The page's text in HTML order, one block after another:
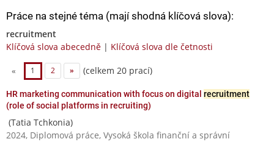
Práce na stejné téma (mají shodná klíčová slova):
recruitment
Klíčová slova abecedně | Klíčová slova dle četnosti
« 1 2 » (celkem 20 prací)
HR marketing communication with focus on digital recruitment
(role of social platforms in recruiting)
(Tatia Tchkonia)
2024, Diplomová práce, Vysoká škola finanční a správní